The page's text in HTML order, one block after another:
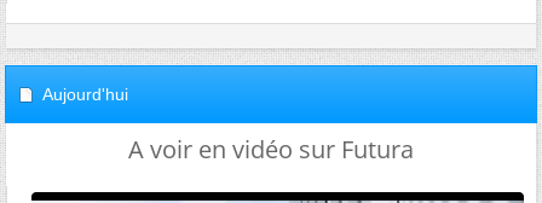
Aujourd'hui
A voir en vidéo sur Futura